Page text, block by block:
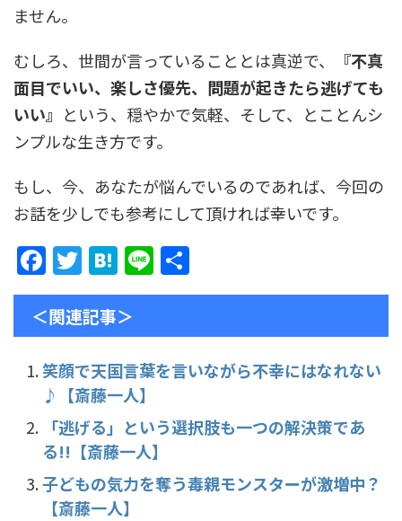
ません。
むしろ、世間が言っていることとは真逆で、
『不真
面目でいい、楽しさ優先、問題が起きたら逃げても
いい』 という、穏やかで気軽、そして、とことんシ
ンプルな生き方です。
もし、今、あなたが悩んでいるのであれば、今回の
お話を少しでも参考にして頂ければ幸いです。
F
a
c
e
b
o
o
k
T
w
itt
er
H
at
e
n
a
Li
n 有
＜関連記事＞
笑顔で天国言葉を言いながら不幸にはなれない
♪【斎藤一人】
「逃げる」という選択肢も一つの解決策であ
る!!【斎藤一人】
子どもの気力を奪う毒親モンスターが激増中？
【斎藤一人】